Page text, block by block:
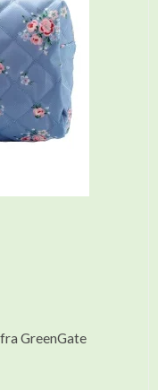
GreenGate